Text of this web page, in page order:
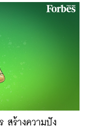
ร้างความปัง